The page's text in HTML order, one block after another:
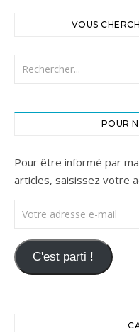
VOUS
POUR
Pour être informé par
articles, saisissez votre
Votre adresse e-mail
C'est parti !